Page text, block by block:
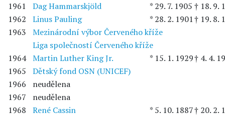
1961
Dag Hammarskjöld * 29. 7. 1905 † 18. 9.
1962
Linus Pauling * 28. 2. 1901† 19. 8.
1963
Mezinárodní výbor Červeného kříže
Liga společností Červeného kříže
1964 Martin Luther King Jr. * 15. 1. 1929† 4. 4.
1965
Dětský fond OSN (UNICEF)
1966
neudělena
1967
neudělena
1968
René Cassin * 5. 10. 1887† 20. 2.